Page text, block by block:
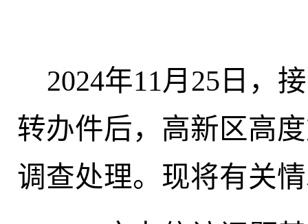
2024年11月25日，
转办件后，高新区高
调查处理。现将有关